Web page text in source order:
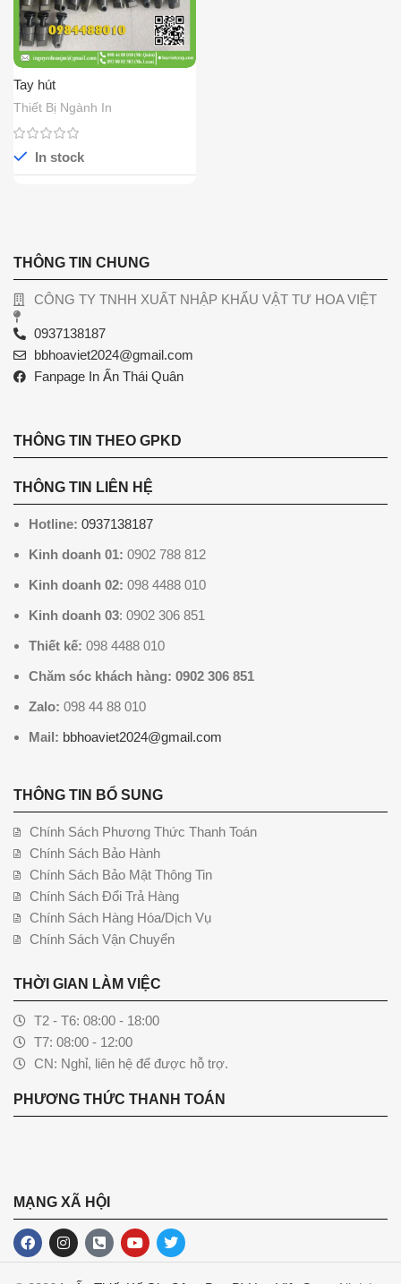
Tay hút
Thiết Bị Ngành In
In stock
THÔNG TIN CHUNG
CÔNG TY TNHH XUẤT NHẬP KHẨU VẬT TƯ HOA VIỆT
0937138187
bbhoaviet2024@gmail.com
Fanpage In Ấn Thái Quân
THÔNG TIN THEO GPKD
THÔNG TIN LIÊN HỆ
Hotline: 0937138187
Kinh doanh 01: 0902 788 812
Kinh doanh 02: 098 4488 010
Kinh doanh 03: 0902 306 851
Thiết kế: 098 4488 010
Chăm sóc khách hàng: 0902 306 851
Zalo: 098 44 88 010
Mail: bbhoaviet2024@gmail.com
THÔNG TIN BỔ SUNG
Chính Sách Phương Thức Thanh Toán
Chính Sách Bảo Hành
Chính Sách Bảo Mật Thông Tin
Chính Sách Đổi Trả Hàng
Chính Sách Hàng Hóa/Dịch Vụ
Chính Sách Vận Chuyển
THỜI GIAN LÀM VIỆC
T2 - T6: 08:00 - 18:00
T7: 08:00 - 12:00
CN: Nghỉ, liên hệ để được hỗ trợ.
PHƯƠNG THỨC THANH TOÁN
MẠNG XÃ HỘI